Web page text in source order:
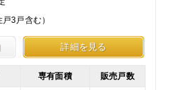
3戸含む）
詳細を見る
専有面積 販売戸数